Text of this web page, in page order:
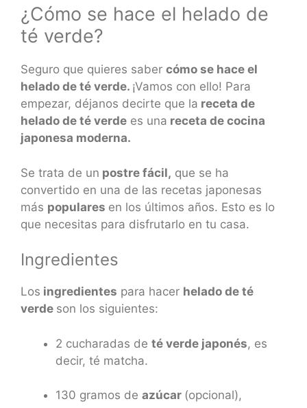
¿Cómo se hace el helado de
té verde?
Seguro que quieres saber cómo se hace el
helado de té verde. ¡Vamos con ello! Para
empezar, déjanos decirte que la receta de
helado de té verde es una receta de cocina
japonesa moderna.
Se trata de un postre fácil, que se ha
convertido en una de las recetas japonesas
más populares en los últimos años. Esto es lo
que necesitas para disfrutarlo en tu casa.
Ingredientes
Los ingredientes para hacer helado de té
verde son los siguientes:
2 cucharadas de té verde japonés, es
decir, té matcha.
130 gramos de azúcar (opcional),